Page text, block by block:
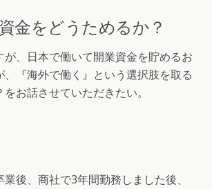
金をどうためるか？
が、日本で働いて開業資金を貯めるお
『海外で働く』という選択肢を取る
お話させていただきたい。
後、商社で3年間勤務しました後、